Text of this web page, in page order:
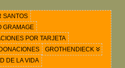
SANTOS
GRAMAGE
POR TARJETA
DONACIONES
GROTHENDIECK
DE LA VIDA